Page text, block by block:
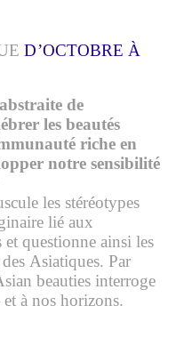
D’OCTOBRE À
de
les beautés
riche en
notre sensibilité
les stéréotypes
lié aux
et questionne ainsi les
Asiatiques. Par
beauties interroge
à nos horizons.